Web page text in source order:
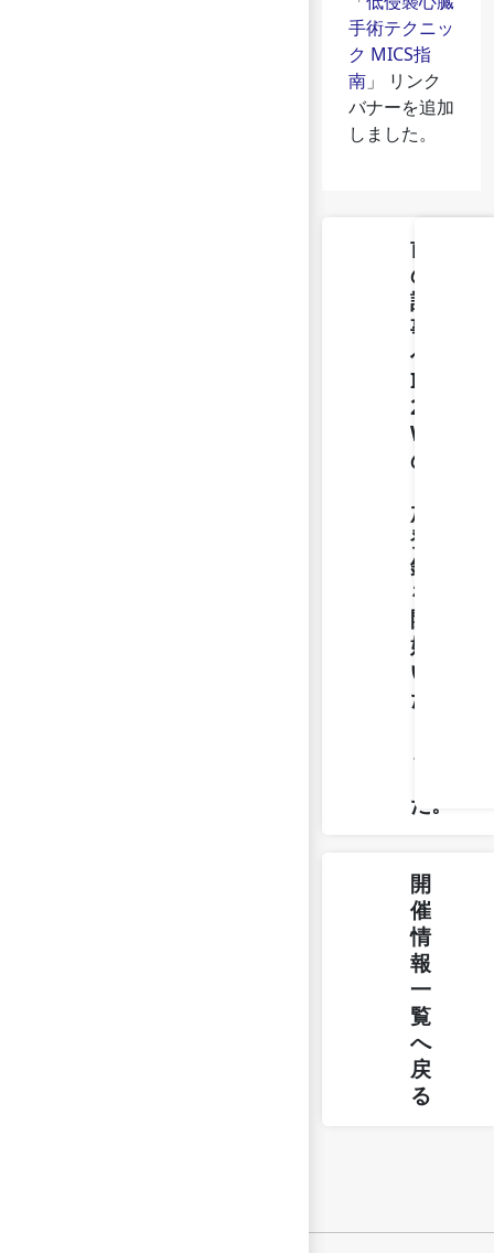
手術テクニッ
ク MICS指
南 」 リンク
バナーを追加
しました。
前
の
記
事
へ
ISMICS
2024
の
加
登
録】
を
開
始
い
た
ま
た。
開
催
情
報
一
覧
へ
戻
る